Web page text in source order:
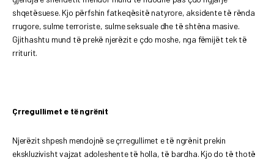
shqetësuese. Kjo përfshin fatkeqësitë natyrore, aksidente të rënda
rrugore, sulme terroriste, sulme seksuale dhe të shtëna masive.
Gjithashtu mund të prekë njerëzit e çdo moshe, nga fëmijët tek të
rriturit.
Çrregullimet e të ngrënit
Njerëzit shpesh mendojnë se çrregullimet e të ngrënit prekin
ekskluzivisht vajzat adoleshente të holla, të bardha. Kjo do të thotë